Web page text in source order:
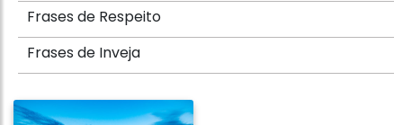
Frases de Respeito
Frases de Inveja